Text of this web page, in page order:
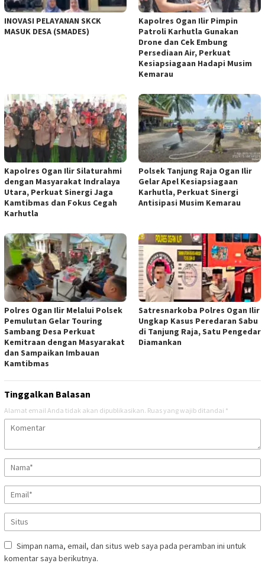
INOVASI PELAYANAN SKCK
MASUK DESA (SMADES)
Kapolres Ogan Ilir Pimpin
Patroli Karhutla Gunakan
Drone dan Cek Embung
Persediaan Air, Perkuat
Kesiapsiagaan Hadapi Musim
Kemarau
Kapolres Ogan Ilir Silaturahmi
dengan Masyarakat Indralaya
Utara, Perkuat Sinergi Jaga
Kamtibmas dan Fokus Cegah
Karhutla
Polsek Tanjung Raja Ogan Ilir
Gelar Apel Kesiapsiagaan
Karhutla, Perkuat Sinergi
Antisipasi Musim Kemarau
Polres Ogan Ilir Melalui Polsek
Pemulutan Gelar Touring
Sambang Desa Perkuat
Kemitraan dengan Masyarakat
dan Sampaikan Imbauan
Kamtibmas
Satresnarkoba Polres Ogan Ilir
Ungkap Kasus Peredaran Sabu
di Tanjung Raja, Satu Pengedar
Diamankan
Tinggalkan Balasan
Alamat email Anda tidak akan dipublikasikan. Ruas yang wajib ditandai *
Simpan nama, email, dan situs web saya pada peramban ini untuk
komentar saya berikutnya.